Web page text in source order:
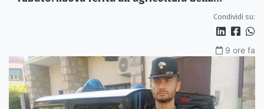
Condividi su:
9 ore fa